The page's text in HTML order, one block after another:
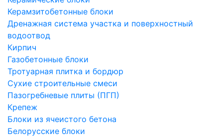
Керамзитобетонные блоки
Дренажная система участка и поверхностный
водоотвод
Кирпич
Газобетонные блоки
Тротуарная плитка и бордюр
Сухие строительные смеси
Пазогребневые плиты (ПГП)
Крепеж
Блоки из ячеистого бетона
Белорусские блоки